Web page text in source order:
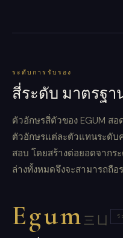
ระดับการรับรอง
สี่ระดับ มาตรฐา
ตัวอักษรสี่ตัวของ EGUM ส
ตัวอักษรแต่ละตัวแทนระดับ
สอบ โดยสร้างต่อยอดจาก
ล่างทั้งหมดจึงจะสามารถถือ
Egum 三凵 ร